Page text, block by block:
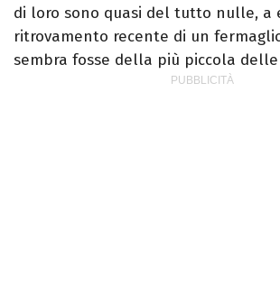
di loro sono quasi del tutto nulle, a
ritrovamento recente di un
sembra fosse della più piccola delle